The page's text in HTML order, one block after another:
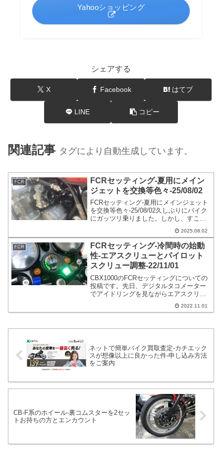
Yahooショッピング
シェアする
X Facebook はてブ
LINE コピー
関連記事 タグにより自動生成しています。
FCR
FCRセッティング-夏用にメイン
ジェットを交換等色々-25/08/02
FCRセッティング-夏用にメインジェット
を交換等色々-25/08/02久しぶりにバイク
にガッツリ乗りました。しかし、すこぶ
りませんでした。最後に触ったのが、履
歴を見ると25/04/27です。今年の春頃
に...
2025.08.02
FCR
FCRセッティング-冷間時の始動
性-エアスクリューとパイロット
スクリュー調整-22/11/01
CBX1000のFCRセッティングについての
投稿です。先日、デジタルタコメーター
でアイドリングを見ながらエアスクリュ
ューを薄い側に締めたり、エアスクリュ
2022.11.01
ネットで簡単バイク買取査定-カチエック
スが想像以上に良かった件-申し込み方法
をご案内
CB-F系のホイール-裏コムスターを2セッ
トお持ちの方とエンカウント